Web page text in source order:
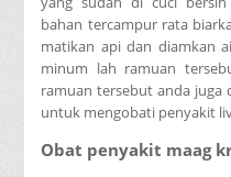
bahan tercampur rata
matikan api dan diamkan
minum lah ramuan
ramuan tersebut anda
untuk mengobati penyakit
Obat penyakit maag